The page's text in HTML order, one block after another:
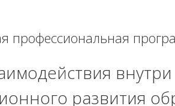
профессиональная
внутри
развития